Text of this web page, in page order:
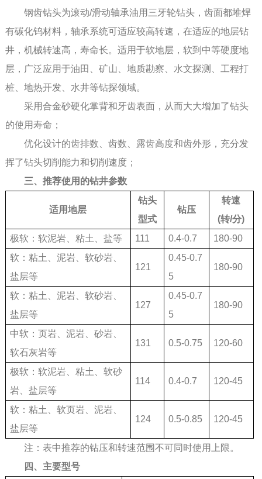
钢齿钻头为滚动/滑动轴承油用三牙轮钻头，齿面都堆焊
有碳化钨材料，轴承系统可适应较高转速，在适应的地层钻
井，机械转速高，寿命长。适用于软地层，软到中等硬度地
层，广泛应用于油田、矿山、地质勘察、水文探测、工程打
桩、地热开发、水井等钻探领域。
采用合金砂硬化掌背和牙齿表面，从而大大增加了钻头
的使用寿命；
优化设计的齿排数、齿数、露齿高度和齿外形，充分发
挥了钻头切削能力和切削速度；
三、推荐使用的钻井参数
适用地层
钻头
型式
钻压
转速
(转/分)
极软：软泥岩、粘土、盐等
111 0.4-0.7
180-90
软：粘土、泥岩、软砂岩、
盐层等
121
0.45-0.7
5
180-90
软：粘土、泥岩、软砂岩、
盐层等
127
0.45-0.7
5
180-90
中软：页岩、泥岩、砂岩、
软石灰岩等
131 0.5-0.75 120-60
极软：软泥岩、粘土、软砂
岩、盐层等
114 0.4-0.7 120-45
软：粘土、软页岩、泥岩、
盐层等
124 0.5-0.85 120-45
注：表中推荐的钻压和转速范围不可同时使用上限。
四、主要型号